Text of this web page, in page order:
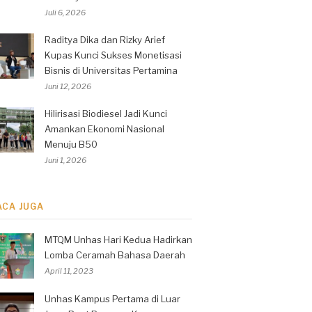
Juli 6, 2026
Raditya Dika dan Rizky Arief
Kupas Kunci Sukses Monetisasi
Bisnis di Universitas Pertamina
Juni 12, 2026
Hilirisasi Biodiesel Jadi Kunci
Amankan Ekonomi Nasional
Menuju B50
Juni 1, 2026
JUGA
MTQM Unhas Hari Kedua Hadirkan
Lomba Ceramah Bahasa Daerah
April 11, 2023
Unhas Kampus Pertama di Luar